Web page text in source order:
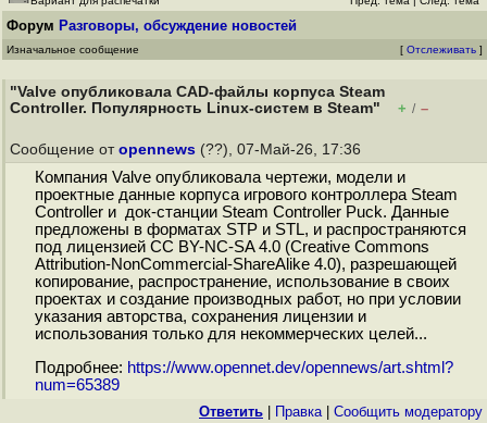
Форум Разговоры, обсуждение новостей
Изначальное сообщение [ Отслеживать ]
"Valve опубликовала CAD-файлы корпуса Steam
Controller. Популярность Linux-систем в Steam"
+ / –
Сообщение от opennews (??), 07-Май-26, 17:36
Компания Valve опубликовала чертежи, модели и
проектные данные корпуса игрового контроллера Steam
Controller и док-станции Steam Controller Puck. Данные
предложены в форматах STP и STL, и распространяются
под лицензией CC BY-NC-SA 4.0 (Creative Commons
Attribution-NonCommercial-ShareAlike 4.0), разрешающей
копирование, распространение, использование в своих
проектах и создание производных работ, но при условии
указания авторства, сохранения лицензии и
использования только для некоммерческих целей...
Подробнее: https://www.opennet.dev/opennews/art.shtml?
num=65389
Ответить Правка| Cообщить модератору